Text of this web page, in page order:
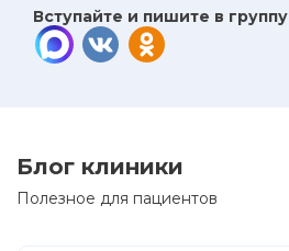
Вступайте и пишите в группу
Блог клиники
Полезное для пациентов